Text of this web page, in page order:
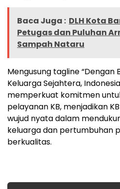
Baca Juga : DLH Kota
Petugas dan Puluhan
Sampah Nataru
Mengusung tagline “Dengan
Keluarga Sejahtera,
memperkuat komitmen
pelayanan KB, menjadikan
wujud nyata dalam
keluarga dan pertumbuhan
berkualitas.